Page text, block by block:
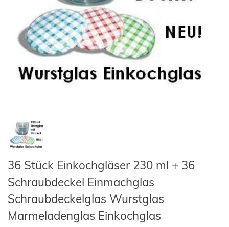
36 Stück Einkochgläser 230 ml + 36
Schraubdeckel Einmachglas
Schraubdeckelglas Wurstglas
Marmeladenglas Einkochglas